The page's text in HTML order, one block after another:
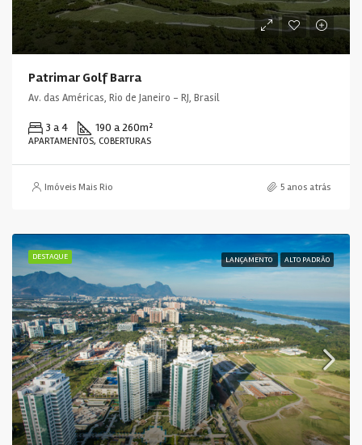
Patrimar Golf Barra
Av. das Américas, Rio de Janeiro - RJ, Brasil
3 a 4 190 a 260m²
APARTAMENTOS, COBERTURAS
Imóveis Mais Rio 5 anos atrás
DESTAQUE LANÇAMENTO ALTO PADRÃO